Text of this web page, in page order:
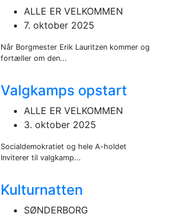
ALLE ER VELKOMMEN
7. oktober 2025
Når Borgmester Erik Lauritzen kommer og
fortæller om den...
Valgkamps opstart
ALLE ER VELKOMMEN
3. oktober 2025
Socialdemokratiet og hele A-holdet
Inviterer til valgkamp...
Kulturnatten
SØNDERBORG